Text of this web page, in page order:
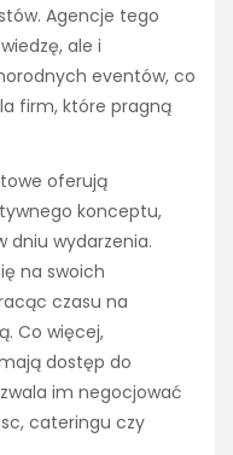
Agencje tego
ale i
eventów, co
firm, które pragną
oferują
konceptu,
dniu wydarzenia.
na swoich
czasu na
Co więcej,
dostęp do
im negocjować
cateringu czy